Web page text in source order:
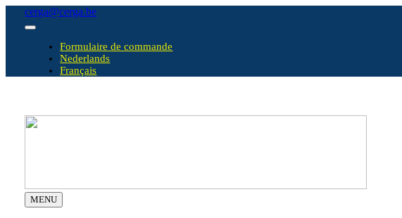
Skipcerga@cerga.be
Toggle
NavigationFormulaire de commande
Nederlands
Français
MENU